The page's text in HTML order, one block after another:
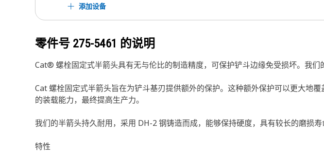
添加设备
零件号 275-5461 的说明
Cat® 螺栓固定式半箭头具有无与伦比的制造精度，可保护铲斗边缘免受损坏。我
Cat 螺栓固定式半箭头旨在为铲斗基刃提供额外的保护。这种额外保护可以更大地
的装载能力，最终提高生产力。
我们的半箭头持久耐用，采用 DH-2 钢铸造而成，能够保持硬度，具有较长的磨损
特性